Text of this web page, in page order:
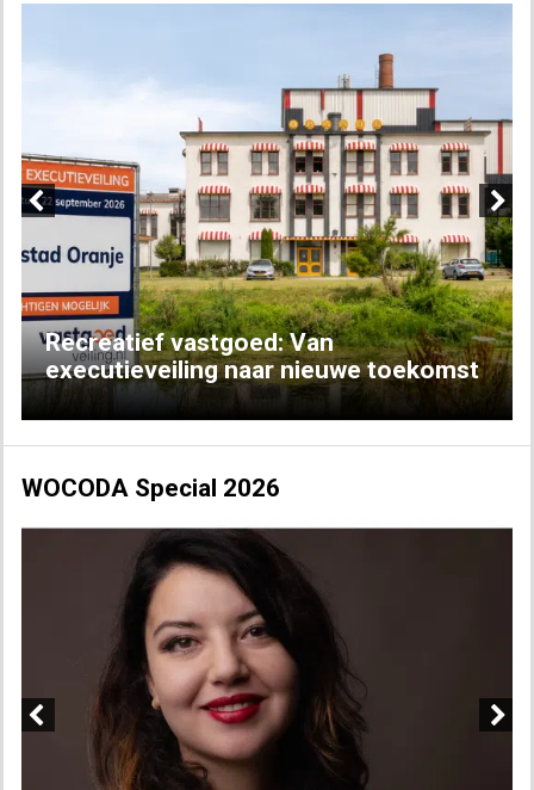
Recreatief vastgoed: Van
executieveiling naar nieuwe toekomst
Next
WOCODA Special 2026